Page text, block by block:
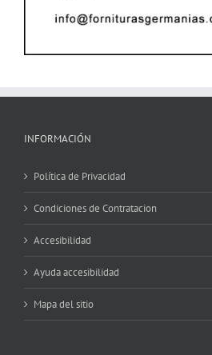
INFORMACIÓN
Política de Privacidad
Condiciones de Contratacion
Accesibilidad
Ayuda accesibilidad
Mapa del sitio